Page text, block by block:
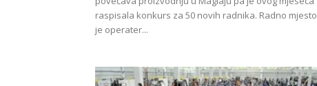
raspisala konkurs za 50 novih radnika. Radno mjesto
je operater...